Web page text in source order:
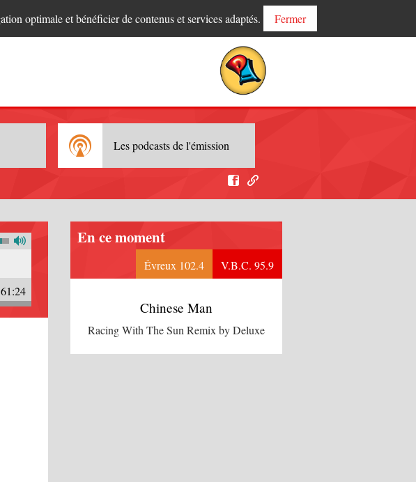
optimale et bénéficier de contenus et services adaptés. Fermer
Les podcasts de l'émission
61:24
En ce moment
Évreux 102.4 V.B.C. 95.9
Chinese Man
Racing With The Sun Remix by Deluxe